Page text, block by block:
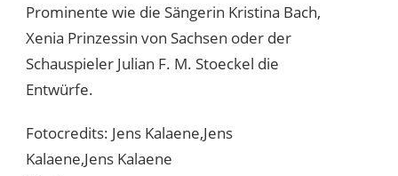
Prominente wie die Sängerin Kristina Bach,
Xenia Prinzessin von Sachsen oder der
Schauspieler Julian F. M. Stoeckel die
Entwürfe.
Fotocredits: Jens Kalaene,Jens
Kalaene,Jens Kalaene